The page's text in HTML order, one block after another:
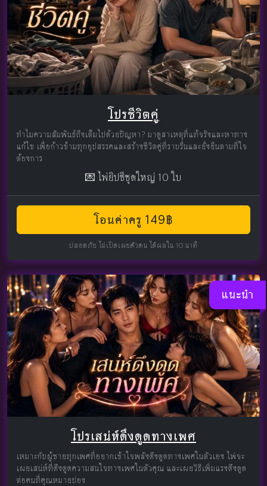
โปรชีวิตคู่
ทำไมความสัมพันธ์ถึงเต็มไปด้วยปัญหา? มาดูสาเหตุที่แท้จริงและหาทาง
แก้ไข เพื่อก้าวข้ามทุกอุปสรรคและสร้างชีวิตคู่ที่ราบรื่นและยั่งยืนตามที่ใจ
ต้องการ
💌 ไพ่ยิปซีชุดใหญ่ 10 ใบ
โอนค่าครู 149฿
ปลอดภัย ไม่เปิดเผยตัวตน ได้ผลใน 10 นาที
แนะนำ
โปรเสน่ห์ดึงดูดทางเพศ
เหมาะกับผู้ชายทุกเพศที่อยากเข้าใจพลังดึงดูดทางเพศในตัวเอง ไพ่จะ
เผยเสน่ห์ที่ดึงดูดความสนใจทางเพศในตัวคุณ และเผยวิธีเพิ่มแรงดึงดูด
ต่อคนที่คุณหมายปอง